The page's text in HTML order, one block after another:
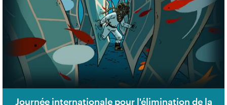
Journée internationale pour l'élimination de la